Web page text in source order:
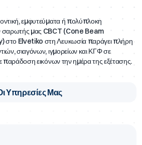
Πανοραμικές Δοντιών
εμφυτεύματα ή πολύπλοκη
σαρωτής μας CBCT (Cone Beam
Elvetiko στη Λευκωσία παράγει πλήρη
σιαγόνων, ιγμορείων και ΚΓΦ σε
παράδοση εικόνων την ημέρα της εξέτασης.
Υπηρεσίες Μας